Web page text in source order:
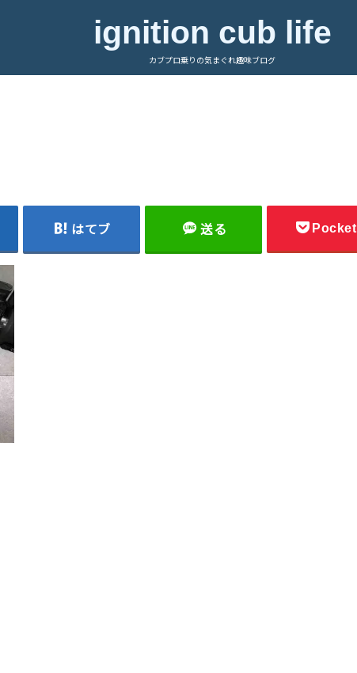
ignition cub life
カブプロ乗りの気まぐれ趣味ブログ
はてブ 送る Pocket